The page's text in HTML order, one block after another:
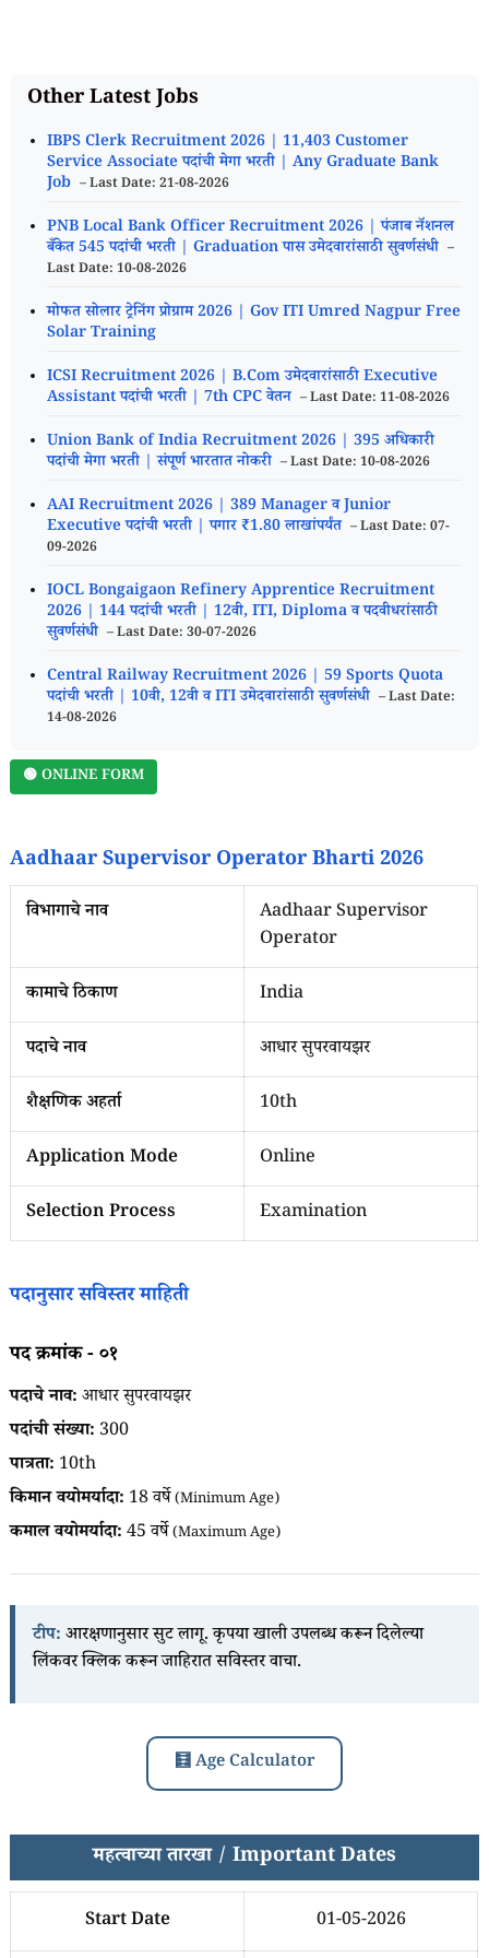
Other Latest Jobs
IBPS Clerk Recruitment 2026 | 11,403 Customer
Service Associate पदांची मेगा भरती | Any Graduate Bank
Job – Last Date: 21-08-2026
PNB Local Bank Officer Recruitment 2026 | पंजाब नॅशनल
बँकेत 545 पदांची भरती | Graduation पास उमेदवारांसाठी सुवर्णसंधी –
Last Date: 10-08-2026
मोफत सोलार ट्रेनिंग प्रोग्राम 2026 | Gov ITI Umred Nagpur Free
Solar Training
ICSI Recruitment 2026 | B.Com उमेदवारांसाठी Executive
Assistant पदांची भरती | 7th CPC वेतन – Last Date: 11-08-2026
Union Bank of India Recruitment 2026 | 395 अधिकारी
पदांची मेगा भरती | संपूर्ण भारतात नोकरी – Last Date: 10-08-2026
AAI Recruitment 2026 | 389 Manager व Junior
Executive पदांची भरती | पगार ₹1.80 लाखांपर्यंत – Last Date: 07-
09-2026
IOCL Bongaigaon Refinery Apprentice Recruitment
2026 | 144 पदांची भरती | 12वी, ITI, Diploma व पदवीधरांसाठी
सुवर्णसंधी – Last Date: 30-07-2026
Central Railway Recruitment 2026 | 59 Sports Quota
पदांची भरती | 10वी, 12वी व ITI उमेदवारांसाठी सुवर्णसंधी – Last Date:
14-08-2026
🟢 ONLINE FORM
Aadhaar Supervisor Operator Bharti 2026
विभागाचे नाव
Aadhaar Supervisor
Operator
कामाचे ठिकाण
India
पदाचे नाव
आधार सुपरवायझर
शैक्षणिक अहर्ता
10th
Application Mode
Online
Selection Process
Examination
पदानुसार सविस्तर माहिती
पद क्रमांक - ०१
पदाचे नाव: आधार सुपरवायझर
पदांची संख्या: 300
पात्रता: 10th
किमान वयोमर्यादा: 18 वर्षे(Minimum Age)
कमाल वयोमर्यादा: 45 वर्षे(Maximum Age)
टीप: आरक्षणानुसार सुट लागू. कृपया खाली उपलब्ध करून दिलेल्या
लिंकवर क्लिक करून जाहिरात सविस्तर वाचा.
🧮 Age Calculator
महत्वाच्या तारखा / Important Dates
Start Date 01-05-2026